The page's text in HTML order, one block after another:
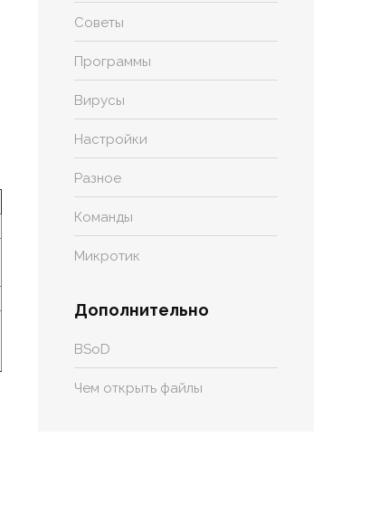
Советы
Программы
Вирусы
Настройки
Разное
Команды
Микротик
Дополнительно
BSoD
Чем открыть файлы